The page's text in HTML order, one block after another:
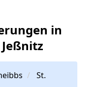
in
St.